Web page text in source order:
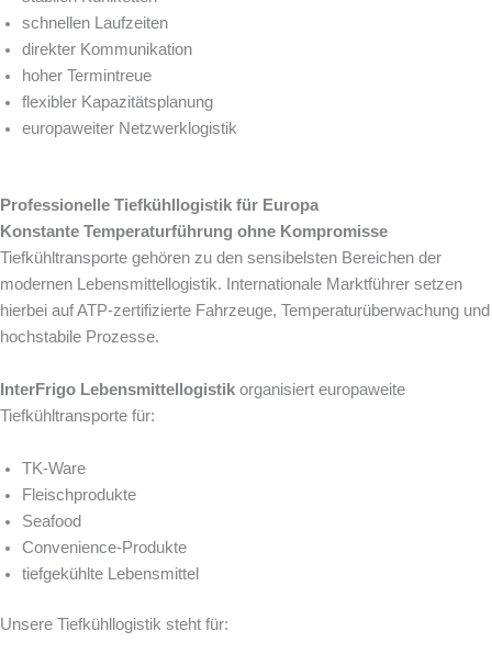
schnellen Laufzeiten
direkter Kommunikation
hoher Termintreue
flexibler Kapazitätsplanung
europaweiter Netzwerklogistik
Professionelle Tiefkühllogistik für Europa
Konstante Temperaturführung ohne Kompromisse
Tiefkühltransporte gehören zu den sensibelsten Bereichen der
modernen Lebensmittellogistik. Internationale Marktführer setzen
hierbei auf ATP-zertifizierte Fahrzeuge, Temperaturüberwachung und
hochstabile Prozesse.
InterFrigo Lebensmittellogistik organisiert europaweite
Tiefkühltransporte für:
TK-Ware
Fleischprodukte
Seafood
Convenience-Produkte
tiefgekühlte Lebensmittel
Unsere Tiefkühllogistik steht für: